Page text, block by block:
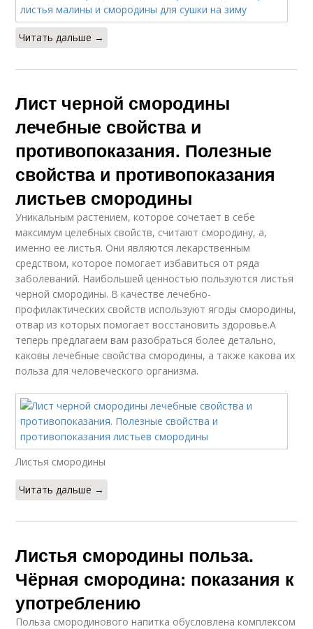
Читать дальше →
Лист черной смородины
лечебные свойства и
противопоказания. Полезные
свойства и противопоказания
листьев смородины
Уникальным растением, которое сочетает в себе
максимум целебных свойств, считают смородину, а,
именно ее листья. Они являются лекарственным
средством, которое помогает избавиться от ряда
заболеваний. Наибольшей ценностью пользуются листья
черной смородины. В качестве лечебно-
профилактических свойств используют ягоды смородины,
отвар из которых помогает восстановить здоровье.А
теперь предлагаем вам разобраться более детально,
каковы лечебные свойства смородины, а также какова их
польза для человеческого организма.
Листья смородины
Читать дальше →
Листья смородины польза.
Чёрная смородина: показания к
употреблению
Польза смородинового напитка обусловлена комплексом